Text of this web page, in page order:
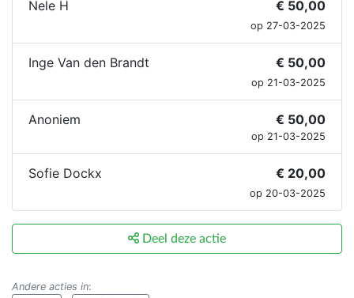
Nele H € 50,00
op 27-03-2025
Inge Van den Brandt € 50,00
op 21-03-2025
Anoniem € 50,00
op 21-03-2025
Sofie Dockx € 20,00
op 20-03-2025
Deel deze actie
Andere acties in: